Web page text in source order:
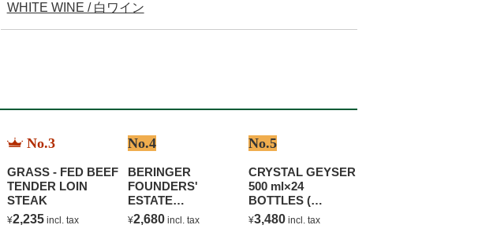
WHITE WINE / 白ワイン
No.3
GRASS - FED BEEF
TENDER LOIN
STEAK
¥2,235 incl. tax
No.4
BERINGER
FOUNDERS'
ESTATE
CHARDONNAY
¥2,680 incl. tax
No.5
CRYSTAL GEYSER
500 ml×24
BOTTLES (
NATURAL
MINERAL WATER )
¥3,480 incl. tax